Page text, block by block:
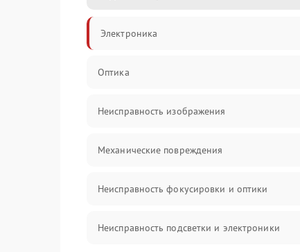
Электроника
Оптика
Неисправность изображения
Механические повреждения
Неисправность фокусировки и оптики
Неисправность подсветки и электроники